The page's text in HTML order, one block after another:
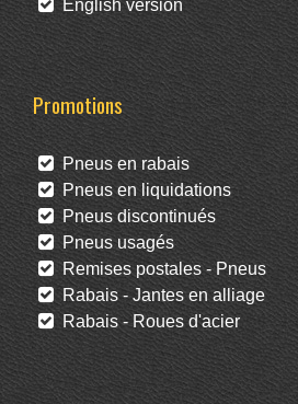
English version
Promotions
Pneus en rabais
Pneus en liquidations
Pneus discontinués
Pneus usagés
Remises postales - Pneus
Rabais - Jantes en alliage
Rabais - Roues d'acier